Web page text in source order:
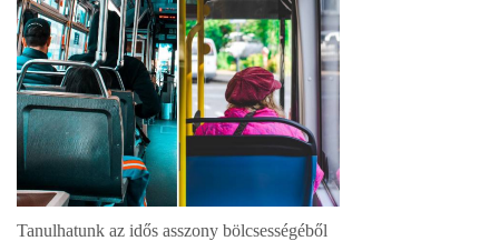
Tanulhatunk az idős asszony bölcsességéből